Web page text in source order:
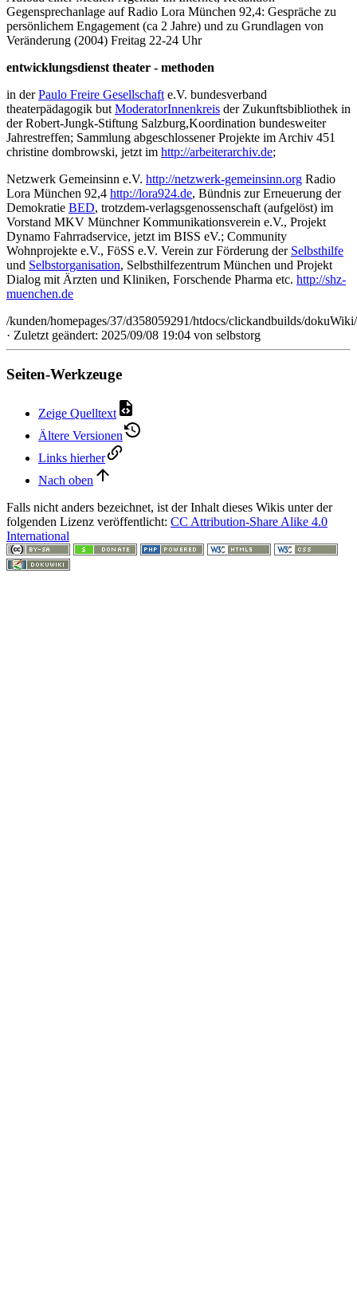
Gegensprechanlage auf Radio Lora München 92,4: Gespräche zu
persönlichem Engagement (ca 2 Jahre) und zu Grundlagen von
Veränderung (2004) Freitag 22-24 Uhr
entwicklungsdienst theater - methoden
in derPaulo Freire Gesellschaft e.V. bundesverband
theaterpädagogik but ModeratorInnenkreis der Zukunftsbibliothek in
der Robert-Jungk-Stiftung Salzburg,Koordination bundesweiter
Jahrestreffen; Sammlung abgeschlossener Projekte im Archiv 451
christine dombrowski, jetzt im http://arbeiterarchiv.de;
Netzwerk Gemeinsinn e.V. http://netzwerk-gemeinsinn.org Radio
Lora München 92,4 http://lora924.de, Bündnis zur Erneuerung der
Demokratie BED, trotzdem-verlagsgenossenschaft (aufgelöst) im
Vorstand MKV Münchner Kommunikationsverein e.V., Projekt
Dynamo Fahrradservice, jetzt im BISS eV.; Community
Wohnprojekte e.V., FöSS e.V. Verein zur Förderung der Selbsthilfe
und Selbstorganisation, Selbsthilfezentrum München und Projekt
Dialog mit Ärzten und Kliniken, Forschende Pharma etc. http://shz-
muenchen.de
/kunden/homepages/37/d358059291/htdocs/clickandbuilds/
· Zuletzt geändert: 2025/09/08 19:04 von selbstorg
Seiten-Werkzeuge
Zeige Quelltext
Ältere Versionen
Links hierher
Nach oben
Falls nicht anders bezeichnet, ist der Inhalt dieses Wikis unter der
folgenden Lizenz veröffentlicht: CC Attribution-Share Alike 4.0
International